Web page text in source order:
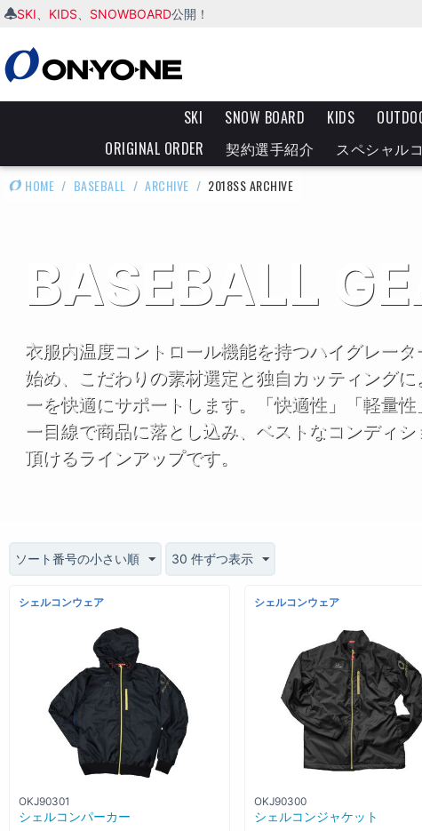
SKI KIDS SNOWBOARD公開！
SKI SNOW BOARD KIDS
ORIGINAL ORDER
契約選手紹介 スペシャル
HOME / BASEBALL / ARCHIVE / 2018SS ARCHIVE
BASEBALL
衣服内温度コントロール機能を持つハイグレー
始め、こだわりの素材選定と独自カッティング
ーを快適にサポートします。「快適性」「軽量
ー目線で商品に落とし込み、ベストなコンディ
頂けるラインアップです。
ソート番号の小さい順 30 件ずつ表示
シェルコンウェア
OKJ90301
シェルコンパーカー
シェルコンウェア
OKJ90300
シェルコンジャケット